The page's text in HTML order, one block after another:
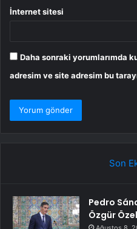
İnternet sitesi
Daha sonraki yorumlarımda
adresim ve site adresim bu
Son
Pedro
Özgür